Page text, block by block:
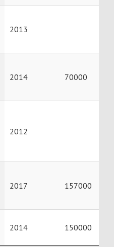
2013
2014 70000
2012
2017 157000
2014 150000